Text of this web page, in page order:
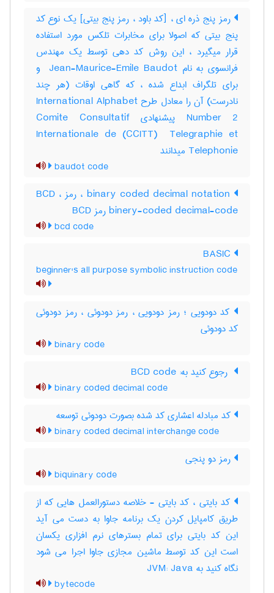
رمز پنج ذره ای ، [کد باود ، رمز پنج بیتی] یک نوع کد
پنج بیتی که اصولا برای مخابرات تلکس مورد استفاده
قرار میگیرد ، این روش کد دهی توسط یک مهندس
فرانسوی به نام ‎ Jean-Maurice-Emile Baudot و
برای تلگراف ابداع شده ، که گاهی اوقات (هر چند
نادرست) آن را معادل طرح ‎International Alphabet
Number 2 پیشنهادی ‎Comite Consultatif
Internationale de (‎CCITT) ‎ Telegraphie et
Telephonie میدانند
baudot code
binary coded decimal notation ، رمز BCD ،
‎binery-coded decimal-code رمز ‎BCD
bcd code
beginner's all purpose symbolic instruction code
کد دودویی ؛ رمز دودویی ، رمز دودوئی ، رمز دودوئی
کد دودوئی
binary code
binary coded decimal code
کد مبادله اعشاری کد شده بصورت دودوئی توسعه
binary coded decimal interchange code
رمز دو پنجی
biquinary code
کد بایتی ، کد بایتی - خلاصه دستورالعمل هایی که از
طریق کامپایل کردن یک برنامه جاوا به دست می آید
این کد بایتی برای تمام بسترهای نرم افزاری یکسان
است این کد توسط ماشین مجازی جاوا اجرا می شود
نگاه کنید به JVM: Java
bytecode